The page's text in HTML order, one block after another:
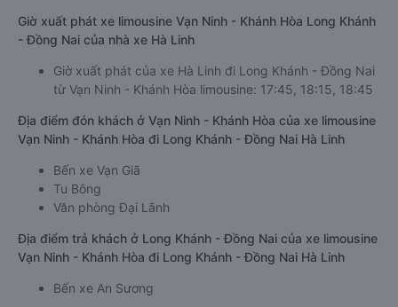
Giờ xuất phát xe limousine Vạn Ninh - Khánh Hòa Long Khánh
- Đồng Nai của nhà xe Hà Linh
Giờ xuất phát của xe Hà Linh đi Long Khánh - Đồng Nai
từ Vạn Ninh - Khánh Hòa limousine: 17:45, 18:15, 18:45
Địa điểm đón khách ở Vạn Ninh - Khánh Hòa của xe limousine
Vạn Ninh - Khánh Hòa đi Long Khánh - Đồng Nai Hà Linh
Bến xe Vạn Giã
Tu Bông
Văn phòng Đại Lãnh
Địa điểm trả khách ở Long Khánh - Đồng Nai của xe limousine
Vạn Ninh - Khánh Hòa đi Long Khánh - Đồng Nai Hà Linh
Bến xe An Sương